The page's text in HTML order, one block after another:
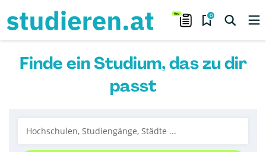
0
Finde ein Studium, das zu dir
passt